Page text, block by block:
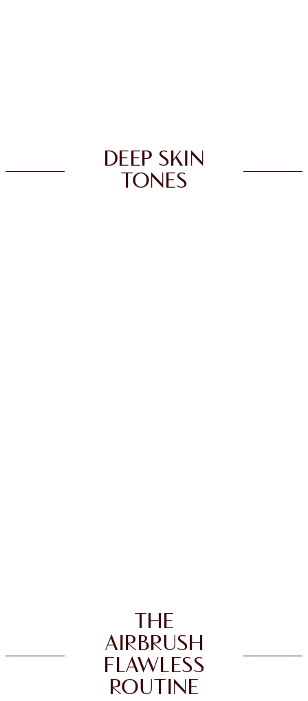
DEEP SKIN
TONES
THE
AIRBRUSH
FLAWLESS
ROUTINE